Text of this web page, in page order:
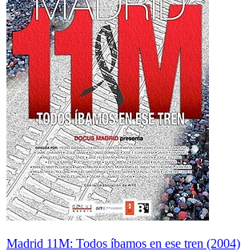
Madrid 11M: Todos íbamos en ese tren (2004)